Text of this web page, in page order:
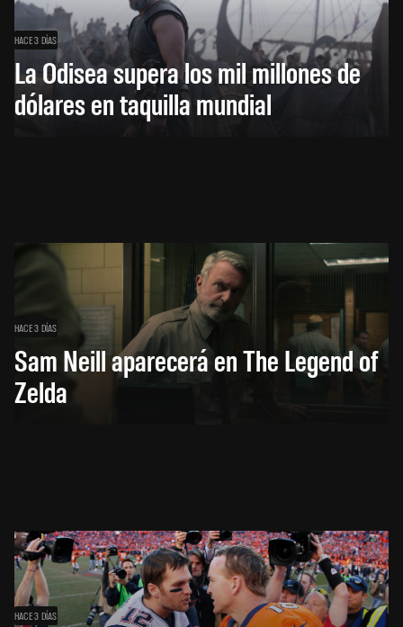
HACE 3 DÍAS
La Odisea supera los mil millones de
dólares en taquilla mundial
HACE 3 DÍAS
Sam Neill aparecerá en The Legend of
Zelda
HACE 3 DÍAS